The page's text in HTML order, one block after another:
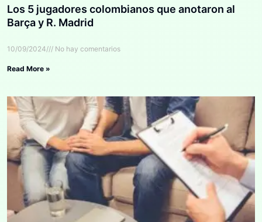
Los 5 jugadores colombianos que anotaron al
Barça y R. Madrid
10/09/2024 No hay comentarios
Read More »